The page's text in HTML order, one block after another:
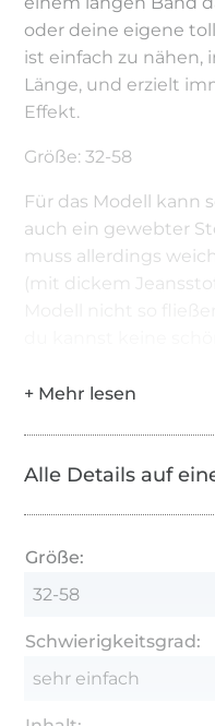
oder deine eigene
ist einfach zu nähen,
Länge, und erzielt
Effekt.
Größe: 32-58
Für das Modell kann
auch ein gewebter
muss allerdings
(mit dickem
Alle Details auf
Größe:
32-58
Schwierigkeitsgrad:
sehr einfach